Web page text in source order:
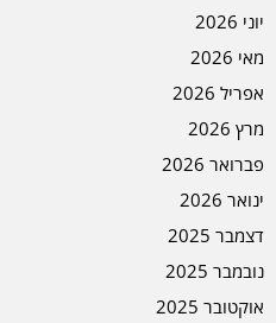
יוני 2026
מאי 2026
אפריל 2026
מרץ 2026
פברואר 2026
ינואר 2026
דצמבר 2025
נובמבר 2025
אוקטובר 2025